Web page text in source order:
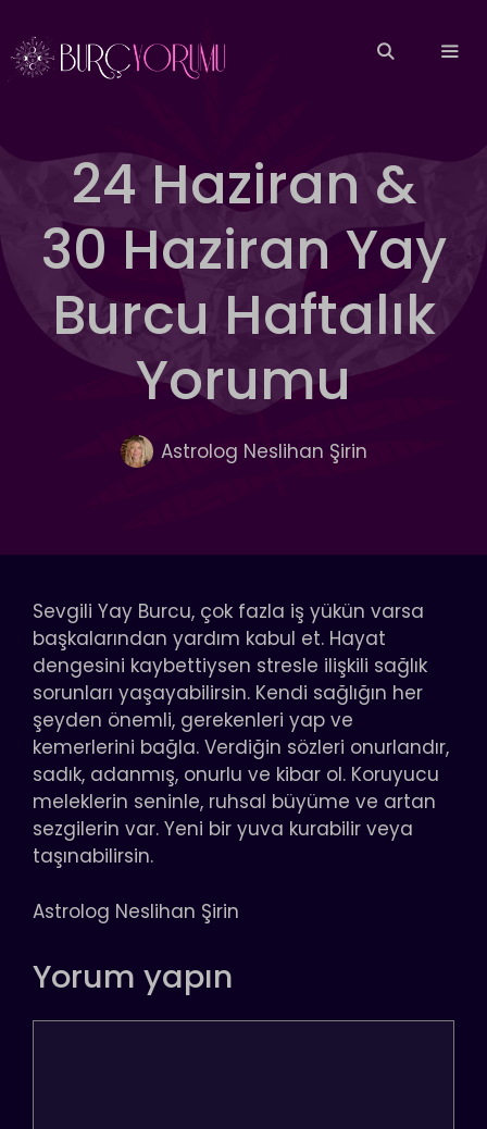
atla
24 Haziran &
30 Haziran Yay
Burcu Haftalık
Yorumu
Astrolog Neslihan Şirin
Sevgili Yay Burcu, çok fazla iş yükün varsa
başkalarından yardım kabul et. Hayat
dengesini kaybettiysen stresle ilişkili sağlık
sorunları yaşayabilirsin. Kendi sağlığın her
şeyden önemli, gerekenleri yap ve
kemerlerini bağla. Verdiğin sözleri onurlandır,
sadık, adanmış, onurlu ve kibar ol. Koruyucu
meleklerin seninle, ruhsal büyüme ve artan
sezgilerin var. Yeni bir yuva kurabilir veya
taşınabilirsin.
Astrolog Neslihan Şirin
Yorum yapın